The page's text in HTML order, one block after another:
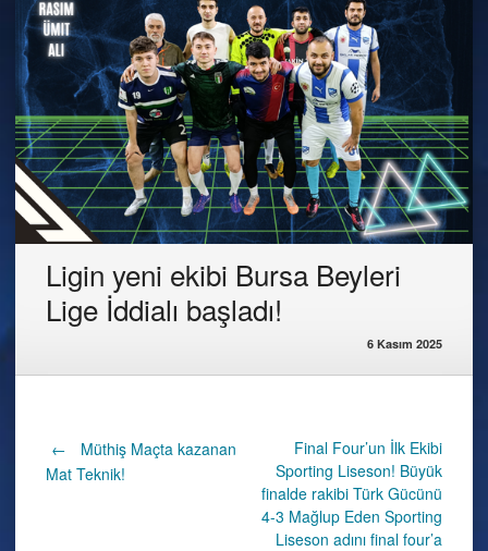
Ligin yeni ekibi Bursa Beyleri
Lige İddialı başladı!
6 Kasım 2025
Post
←
Müthiş Maçta kazanan
Mat Teknik!
Final Four’un İlk Ekibi
Sporting Liseson! Büyük
finalde rakibi Türk Gücünü
4-3 Mağlup Eden Sporting
Liseson adını final four’a